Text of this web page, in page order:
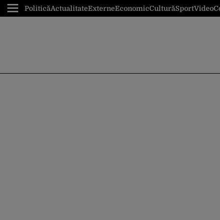
PoliticăActualitateExterneEconomicCulturăSportVideo